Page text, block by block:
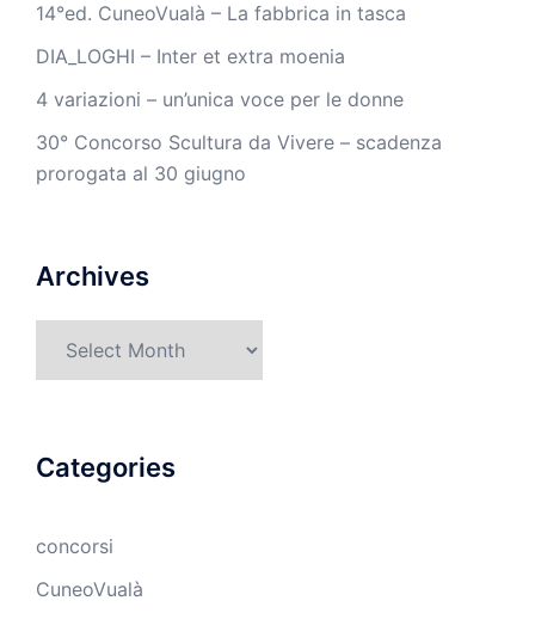
14°ed. CuneoVualà – La fabbrica in tasca
DIA_LOGHI – Inter et extra moenia
4 variazioni – un’unica voce per le donne
30° Concorso Scultura da Vivere – scadenza
prorogata al 30 giugno
Archives
Categories
concorsi
CuneoVualà